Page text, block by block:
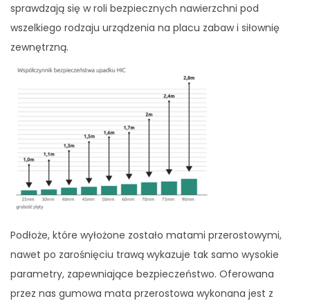
sprawdzają się w roli bezpiecznych nawierzchni pod
wszelkiego rodzaju urządzenia na placu zabaw i siłownię
zewnętrzną.
Podłoże, które wyłożone zostało matami przerostowymi,
nawet po zarośnięciu trawą wykazuje tak samo wysokie
parametry, zapewniające bezpieczeństwo. Oferowana
przez nas gumowa mata przerostowa wykonana jest z